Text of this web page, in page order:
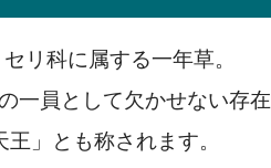
リ科に属する一年草。
一員として欠かせない存在
」とも称されます。